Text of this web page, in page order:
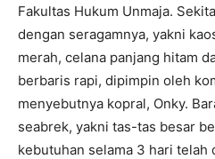
Fakultas Hukum Unmaja.
dengan seragamnya, yakni
merah, celana panjang hitam
berbaris rapi, dipimpin oleh
menyebutnya kopral, Onky.
seabrek, yakni tas-tas besar
kebutuhan selama 3 hari telah